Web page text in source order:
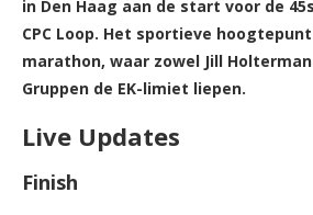
in Den Haag aan de start voor de
CPC Loop. Het sportieve
marathon, waar zowel Jill
Gruppen de EK-limiet liepen.
Live Updates
Finish